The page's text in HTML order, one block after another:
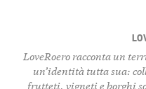
LoveRoero racconta un
un’identità tutta sua:
frutteti, vigneti e borghi